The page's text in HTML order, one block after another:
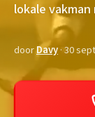
lokale
doorDavy· 30